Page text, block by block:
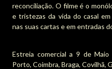
reconciliação. O filme é o
e tristezas da vida do casal
nas suas cartas e em entradas
Estreia comercial a 9 de
Porto, Coimbra, Braga, Covilhã,